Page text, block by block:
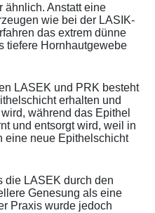
ähnlich. Anstatt eine
wie bei der LASIK-
das extrem dünne
tiefere Hornhautgewebe
LASEK und PRK besteht
erhalten und
während das Epithel
und entsorgt wird, weil in
eine neue Epithelschicht
die LASEK durch den
Genesung als eine
Praxis wurde jedoch